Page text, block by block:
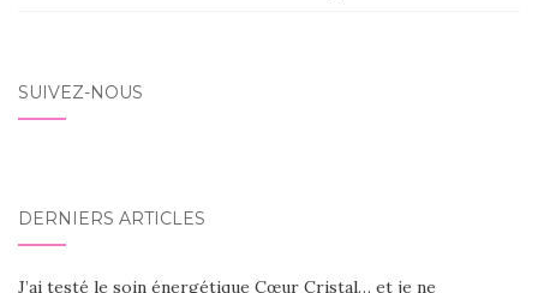
SUIVEZ-NOUS
DERNIERS ARTICLES
J’ai testé le soin énergétique Cœur Cristal… et je ne